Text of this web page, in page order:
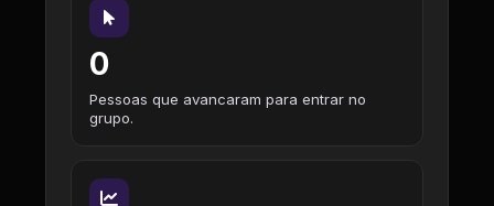
0
Pessoas que avancaram para entrar no
grupo.